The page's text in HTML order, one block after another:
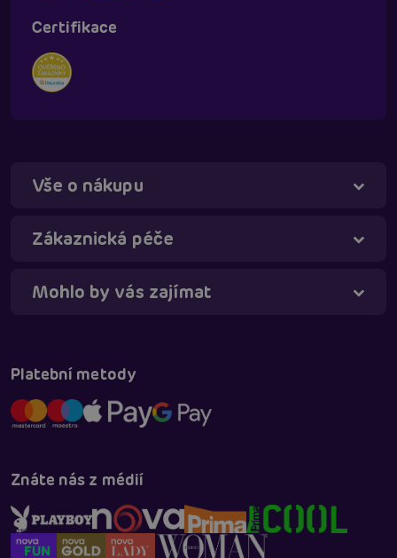
Certifikace
Vše o nákupu
Zákaznická péče
Mohlo by vás zajímat
Platební metody
Znáte nás z médií
Táňa - virtuální asistentka